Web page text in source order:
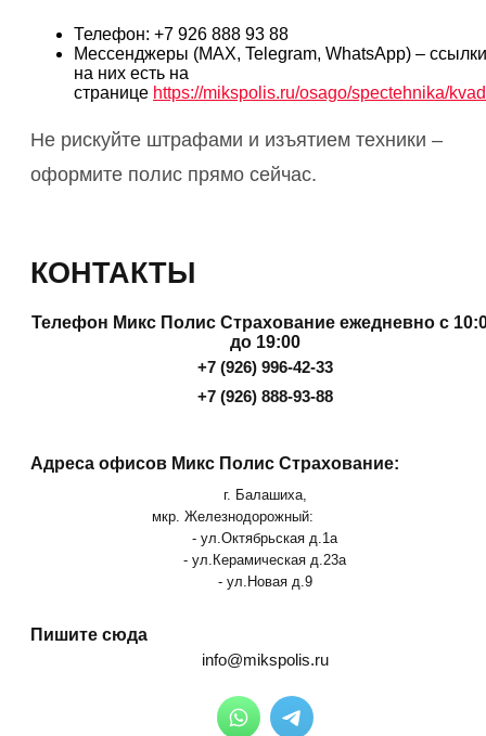
Телефон: +7 926 888 93 88
Мессенджеры (MAX, Telegram, WhatsApp) – ссылки
на них есть на
странице https://mikspolis.ru/osago/spectehnika/
Не рискуйте штрафами и изъятием техники –
оформите полис прямо сейчас.
КОНТАКТЫ
Телефон Микс Полис Страхование ежедневно с
до 19:00
+7 (926) 996-42-33
+7 (926) 888-93-88
Адреса офисов Микс Полис Страхование:
г. Балашиха,
мкр. Железнодорожный:
- ул.Октябрьская д.1а
- ул.Керамическая д.23а
- ул.Новая д.9
Пишите сюда
info@mikspolis.ru